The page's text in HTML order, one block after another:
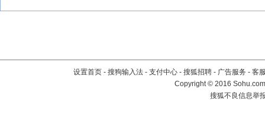
设置首页 - 搜狗输入法 - 支付中心 - 搜狐招聘 - 广告服务 - 客
Copyright©2016
搜狐不良信息举